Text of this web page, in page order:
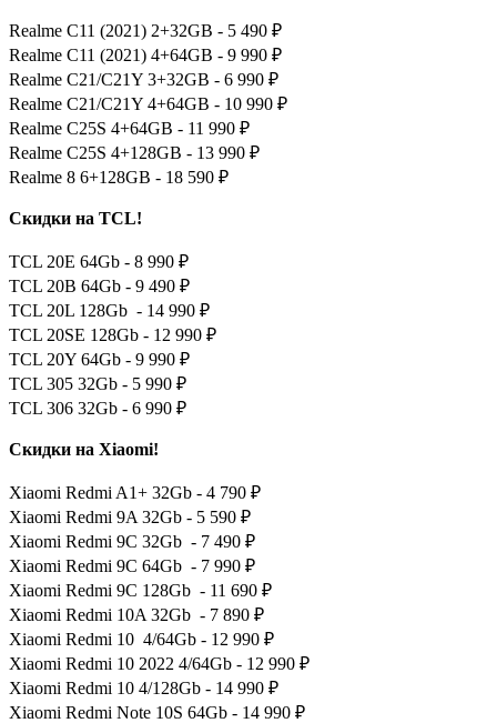
Realme C11 (2021) 2+32GB - 5 490 ₽
Realme C11 (2021) 4+64GB - 9 990 ₽
Realme C21/C21Y 3+32GB - 6 990 ₽
Realme C21/C21Y 4+64GB - 10 990 ₽
Realme C25S 4+64GB - 11 990 ₽
Realme C25S 4+128GB - 13 990 ₽
Realme 8 6+128GB - 18 590 ₽
Скидки на TCL!
TCL 20E 64Gb - 8 990 ₽
TCL 20B 64Gb - 9 490 ₽
TCL 20L 128Gb - 14 990 ₽
TCL 20SE 128Gb - 12 990 ₽
TCL 20Y 64Gb - 9 990 ₽
TCL 305 32Gb - 5 990 ₽
TCL 306 32Gb - 6 990 ₽
Скидки на Xiaomi!
Xiaomi Redmi A1+ 32Gb - 4 790 ₽
Xiaomi Redmi 9A 32Gb - 5 590 ₽
Xiaomi Redmi 9C 32Gb - 7 490 ₽
Xiaomi Redmi 9C 64Gb - 7 990 ₽
Xiaomi Redmi 9C 128Gb - 11 690 ₽
Xiaomi Redmi 10A 32Gb - 7 890 ₽
Xiaomi Redmi 10 4/64Gb - 12 990 ₽
Xiaomi Redmi 10 2022 4/64Gb - 12 990 ₽
Xiaomi Redmi 10 4/128Gb - 14 990 ₽
Xiaomi Redmi Note 10S 64Gb - 14 990 ₽